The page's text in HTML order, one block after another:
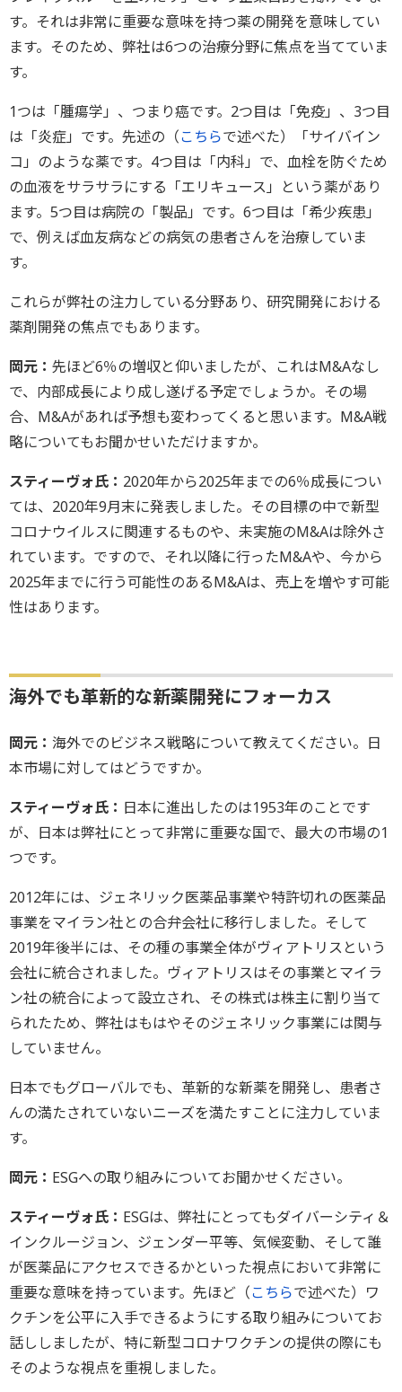
す。それは非常に重要な意味を持つ薬の開発を意味してい
ます。そのため、弊社は6つの治療分野に焦点を当てていま
す。
1つは「腫瘍学」、つまり癌です。2つ目は「免疫」、3つ目
は「炎症」です。先述の（こちらで述べた）「サイバイン
コ」のような薬です。4つ目は「内科」で、血栓を防ぐため
の血液をサラサラにする「エリキュース」という薬があり
ます。5つ目は病院の「製品」です。6つ目は「希少疾患」
で、例えば血友病などの病気の患者さんを治療していま
す。
これらが弊社の注力している分野あり、研究開発における
薬剤開発の焦点でもあります。
岡元： 先ほど6％の増収と仰いましたが、これはM&Aなし
で、内部成長により成し遂げる予定でしょうか。その場
合、M&Aがあれば予想も変わってくると思います。M&A戦
略についてもお聞かせいただけますか。
スティーヴォ氏： 2020年から2025年までの6％成長につい
ては、2020年9月末に発表しました。その目標の中で新型
コロナウイルスに関連するものや、未実施のM&Aは除外さ
れています。ですので、それ以降に行ったM&Aや、今から
2025年までに行う可能性のあるM&Aは、売上を増やす可能
性はあります。
海外でも革新的な新薬開発にフォーカス
岡元： 海外でのビジネス戦略について教えてください。日
本市場に対してはどうですか。
スティーヴォ氏： 日本に進出したのは1953年のことです
が、日本は弊社にとって非常に重要な国で、最大の市場の1
つです。
2012年には、ジェネリック医薬品事業や特許切れの医薬品
事業をマイラン社との合弁会社に移行しました。そして
2019年後半には、その種の事業全体がヴィアトリスという
会社に統合されました。ヴィアトリスはその事業とマイラ
ン社の統合によって設立され、その株式は株主に割り当て
られたため、弊社はもはやそのジェネリック事業には関与
していません。
日本でもグローバルでも、革新的な新薬を開発し、患者さ
んの満たされていないニーズを満たすことに注力していま
す。
岡元： ESGへの取り組みについてお聞かせください。
スティーヴォ氏： ESGは、弊社にとってもダイバーシティ＆
インクルージョン、ジェンダー平等、気候変動、そして誰
が医薬品にアクセスできるかといった視点において非常に
重要な意味を持っています。先ほど（こちらで述べた）ワ
クチンを公平に入手できるようにする取り組みについてお
話ししましたが、特に新型コロナワクチンの提供の際にも
そのような視点を重視しました。